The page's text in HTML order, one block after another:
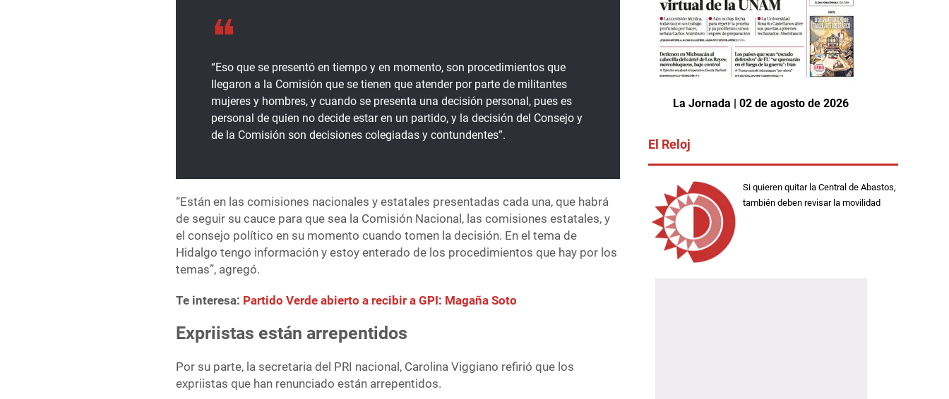
“Eso que se presentó en tiempo y en momento, son procedimientos que
llegaron a la Comisión que se tienen que atender por parte de militantes
mujeres y hombres, y cuando se presenta una decisión personal, pues es
personal de quien no decide estar en un partido, y la decisión del Consejo y
de la Comisión son decisiones colegiadas y contundentes”.
“Están en las comisiones nacionales y estatales presentadas cada una, que habrá
de seguir su cauce para que sea la Comisión Nacional, las comisiones estatales, y
el consejo político en su momento cuando tomen la decisión. En el tema de
Hidalgo tengo información y estoy enterado de los procedimientos que hay por los
temas”, agregó.
Te interesa: Partido Verde abierto a recibir a GPI: Magaña Soto
Expriistas están arrepentidos
Por su parte, la secretaria del PRI nacional, Carolina Viggiano refirió que los
expriistas que han renunciado están arrepentidos.
La Jornada | 02 de agosto de 2026
El Reloj
Si quieren quitar la Central de Abastos,
también deben revisar la movilidad